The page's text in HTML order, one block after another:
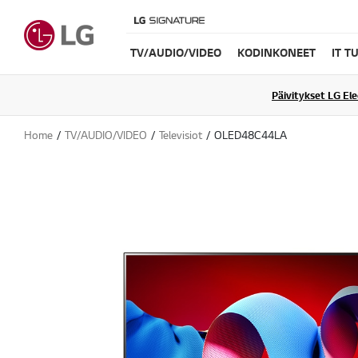
TV/AUDIO/VIDEO KODINKONEET IT
Päivitykset LG
Home TV/AUDIO/VIDEO Televisiot OLED48C44LA